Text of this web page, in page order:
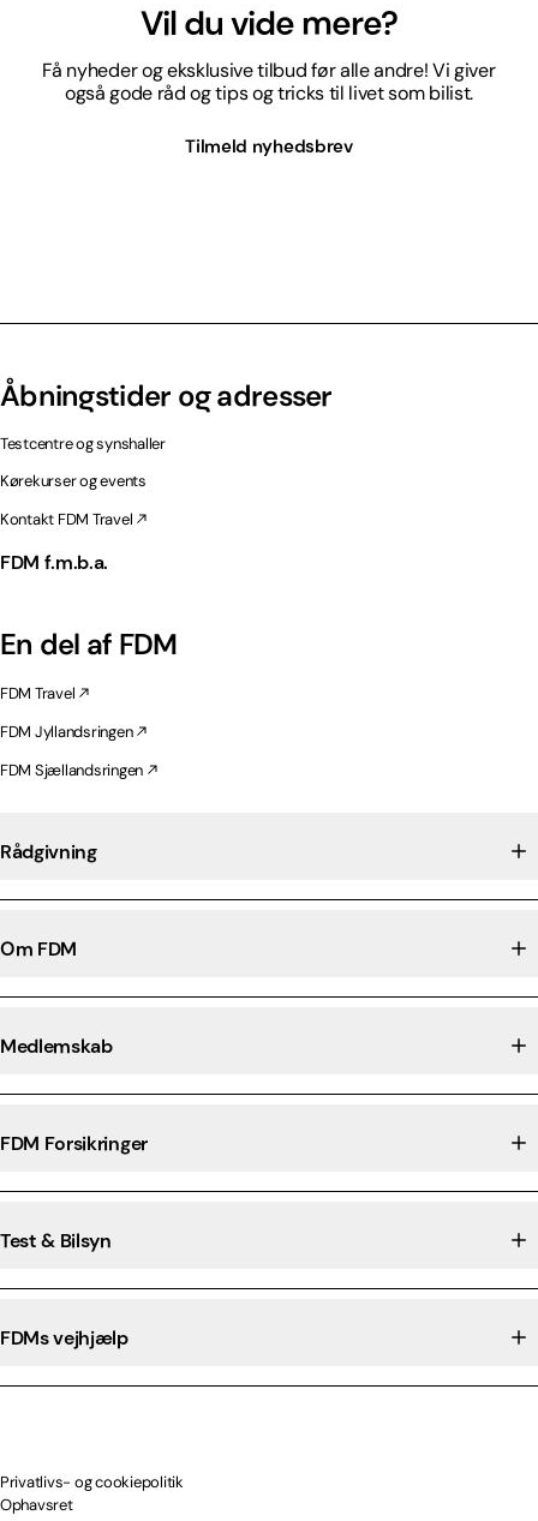
Vil du vide mere?
Få nyheder og eksklusive tilbud før alle andre! Vi giver
også gode råd og tips og tricks til livet som bilist.
Tilmeld nyhedsbrev
Åbningstider og adresser
Testcentre og synshaller
Kørekurser og events
Kontakt FDM Travel
FDM f.m.b.a.
En del af FDM
FDM Travel
FDM Jyllandsringen
FDM Sjællandsringen
Rådgivning
Om FDM
Medlemskab
FDM Forsikringer
Test & Bilsyn
FDMs vejhjælp
Privatlivs- og cookiepolitik
Ophavsret